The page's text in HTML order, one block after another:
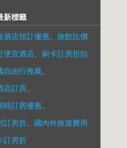
新標籤
酒店預訂優惠
旅館比價
便宜酒店
刷卡訂房折扣
自由行推薦
店訂房
時訂房優惠
訂房折
國內外旅遊費用
訂房折